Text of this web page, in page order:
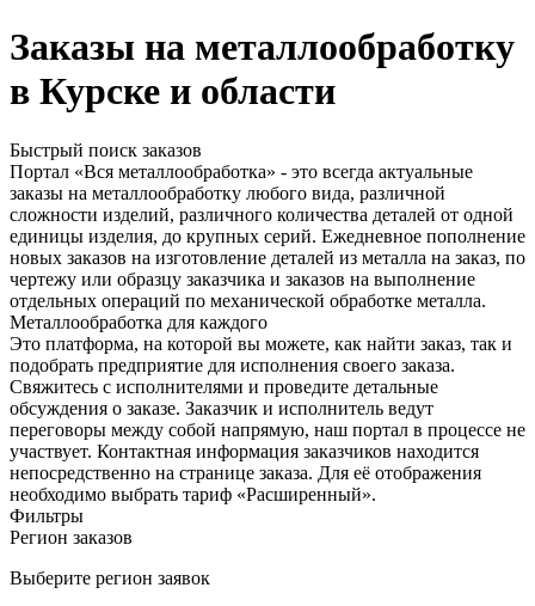
Заказы на металлообработку
в Курске и области
Быстрый поиск заказов
Портал «Вся металлообработка» - это всегда актуальные
заказы на металлообработку любого вида, различной
сложности изделий, различного количества деталей от одной
единицы изделия, до крупных серий. Ежедневное пополнение
новых заказов на изготовление деталей из металла на заказ, по
чертежу или образцу заказчика и заказов на выполнение
отдельных операций по механической обработке металла.
Металлообработка для каждого
Это платформа, на которой вы можете, как найти заказ, так и
подобрать предприятие для исполнения своего заказа.
Свяжитесь с исполнителями и проведите детальные
обсуждения о заказе. Заказчик и исполнитель ведут
переговоры между собой напрямую, наш портал в процессе не
участвует. Контактная информация заказчиков находится
непосредственно на странице заказа. Для её отображения
необходимо выбрать тариф «Расширенный».
Фильтры
Регион заказов
Выберите регион заявок